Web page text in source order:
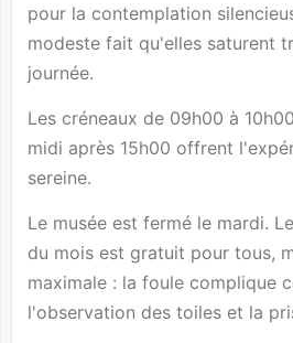
pour la contemplation
modeste fait qu'elles saturent
journée.
Les créneaux de 09h00 à
midi après 15h00 offrent
sereine.
Le musée est fermé le mardi.
du mois est gratuit pour tous,
maximale : la foule complique
l'observation des toiles et la